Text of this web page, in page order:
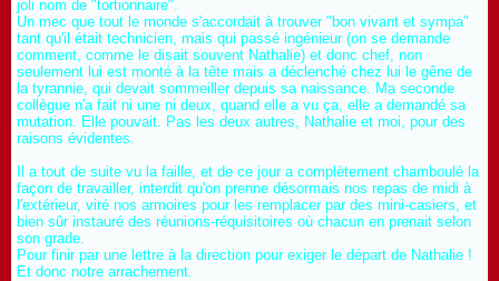
joli nom de "tortionnaire".
Un mec que tout le monde s'accordait à trouver "bon vivant et sympa"
tant qu'il était technicien, mais qui passé ingénieur (on se demande
comment, comme le disait souvent Nathalie) et donc chef, non
seulement lui est monté à la tête mais a déclenché chez lui le gêne de
la tyrannie, qui devait sommeiller depuis sa naissance. Ma seconde
collègue n'a fait ni une ni deux, quand elle a vu ça, elle a demandé sa
mutation. Elle pouvait. Pas les deux autres, Nathalie et moi, pour des
raisons évidentes.
Il a tout de suite vu la faille, et de ce jour a complètement chamboulé la
façon de travailler, interdit qu'on prenne désormais nos repas de midi à
l'extérieur, viré nos armoires pour les remplacer par des mini-casiers, et
bien sûr instauré des réunions-réquisitoires où chacun en prenait selon
son grade.
Pour finir par une lettre à la direction pour exiger le départ de Nathalie !
Et donc notre arrachement.